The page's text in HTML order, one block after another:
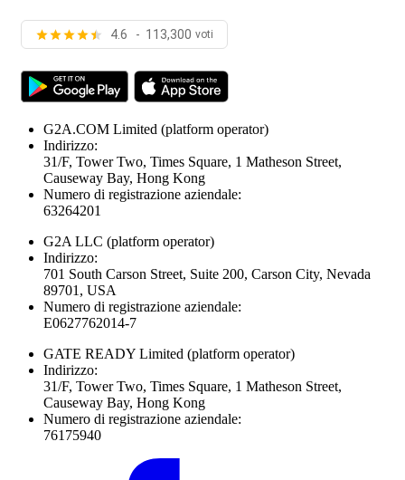
4.6 - 113,300 voti
G2A.COM Limited (platform operator)
Indirizzo:
31/F, Tower Two, Times Square, 1 Matheson Street,
Causeway Bay, Hong Kong
Numero di registrazione aziendale:
63264201
G2A LLC (platform operator)
Indirizzo:
701 South Carson Street, Suite 200, Carson City, Nevada
89701, USA
Numero di registrazione aziendale:
E0627762014-7
GATE READY Limited (platform operator)
Indirizzo:
31/F, Tower Two, Times Square, 1 Matheson Street,
Causeway Bay, Hong Kong
Numero di registrazione aziendale:
76175940